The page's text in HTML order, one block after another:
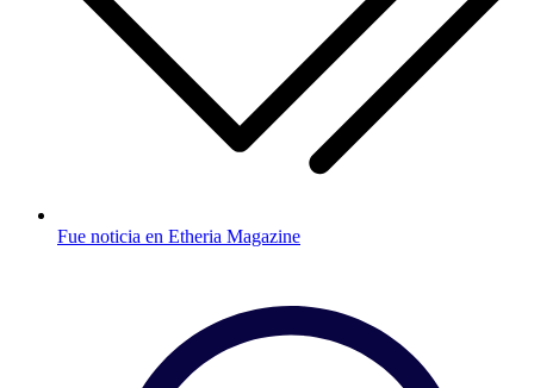
Fue noticia en Etheria Magazine